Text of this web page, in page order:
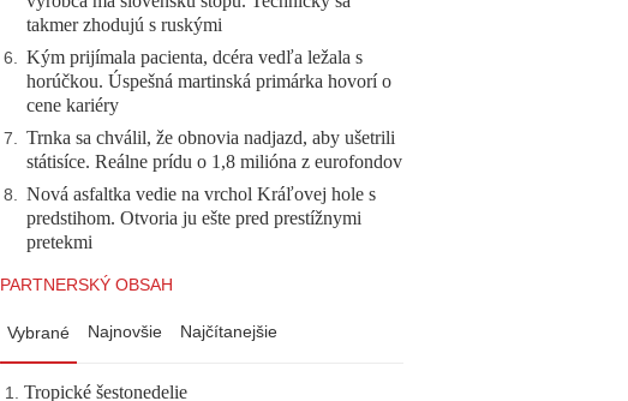
takmer zhodujú s ruskými
6. Kým prijímala pacienta, dcéra vedľa ležala s
horúčkou. Úspešná martinská primárka hovorí o
cene kariéry
7. Trnka sa chválil, že obnovia nadjazd, aby ušetrili
státisíce. Reálne prídu o 1,8 milióna z eurofondov
8. Nová asfaltka vedie na vrchol Kráľovej hole s
predstihom. Otvoria ju ešte pred prestížnymi
pretekmi
PARTNERSKÝ OBSAH
Vybrané Najnovšie Najčítanejšie
Tropické šestonedelie